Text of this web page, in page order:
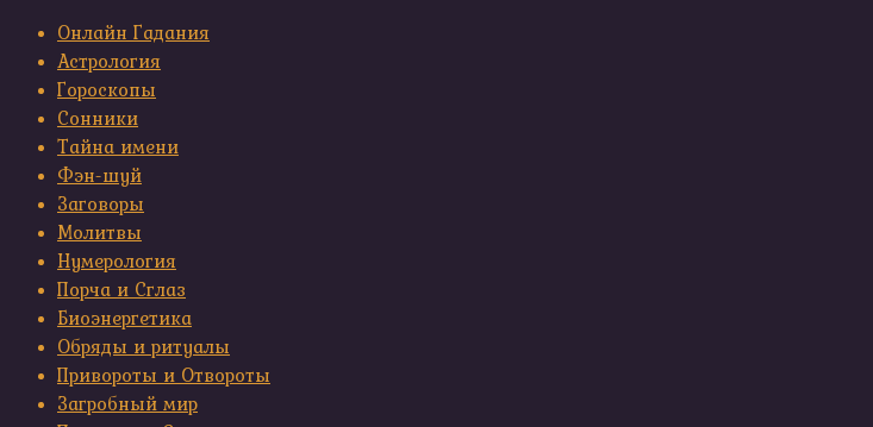
Онлайн Гадания
Астрология
Гороскопы
Сонники
Тайна имени
Фэн-шуй
Заговоры
Молитвы
Нумерология
Порча и Сглаз
Биоэнергетика
Обряды и ритуалы
Привороты и Отвороты
Загробный мир